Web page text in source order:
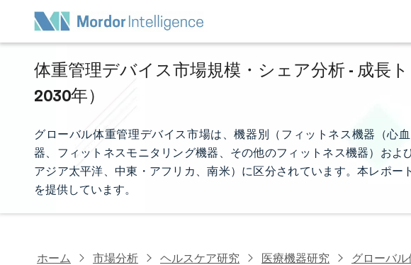
体重管理デバイス市場規模・シェア分析 - 成長
2030年）
グローバル体重管理デバイス市場は、機器別（フィットネス機器（心
器、フィットネスモニタリング機器、その他のフィットネス機器）およ
アジア太平洋、中東・アフリカ、南米）に区分されています。本レポー
を提供しています。
ホーム 市場分析 ヘルスケア研究 医療機器研究 グローバ